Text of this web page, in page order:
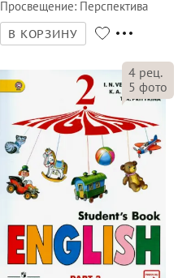
Просвещение: Перспектива
В КОРЗИНУ
4 рец.
5 фото